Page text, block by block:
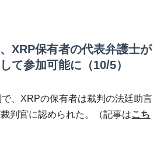
XRP保有者の代表弁護士が
て参加可能に（10/5）
、XRPの保有者は裁判の法廷助言
判官に認められた。（記事はこち